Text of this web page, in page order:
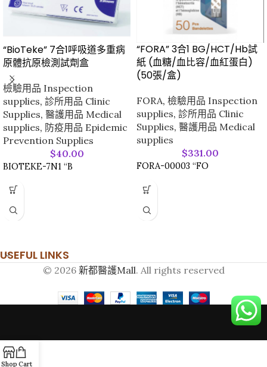
“BioTeke” 7合1呼吸道多重病
原體抗原檢測試劑盒
檢驗用品 Inspection
supplies, 診所用品 Clinic
Supplies, 醫護用品 Medical
supplies, 防疫用品 Epidemic
Prevention Supplies
$40.00
BIOTEKE-7N1 “B
“FORA” 3合1 BG/HCT/Hb試
紙 (血糖/血比容/血紅蛋白)
(50張/盒)
FORA, 檢驗用品 Inspection
supplies, 診所用品 Clinic
Supplies, 醫護用品 Medical
supplies
$331.00
FORA-00003 “FO
USEFUL LINKS
© 2026 新都醫護Mall. All rights reserved
Shop Cart